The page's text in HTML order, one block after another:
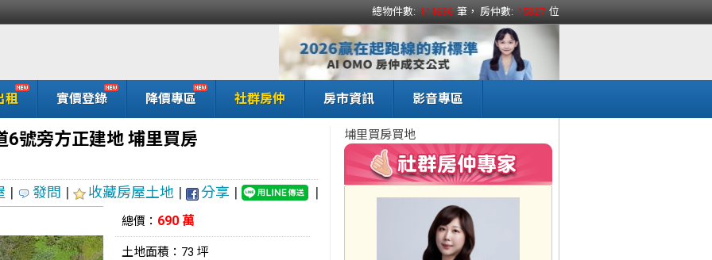
總物件數: 111636 筆， 房仲數: 15327 位
租 實價登錄 降價專區 社群房仲 房市資訊 影音專區
6號旁方正建地 埔里買房
| 發問 | 收藏房屋土地 | 分享 | |
總價： 690 萬
土地面積：73 坪
埔里買房買地